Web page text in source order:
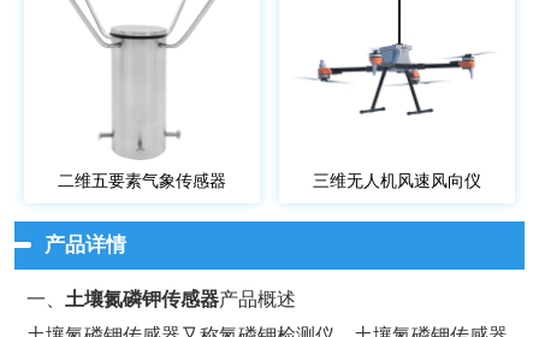
二维五要素气象传感器 三维无人机风速风向仪
产品详情
一、 土壤氮磷钾传感器产品概述